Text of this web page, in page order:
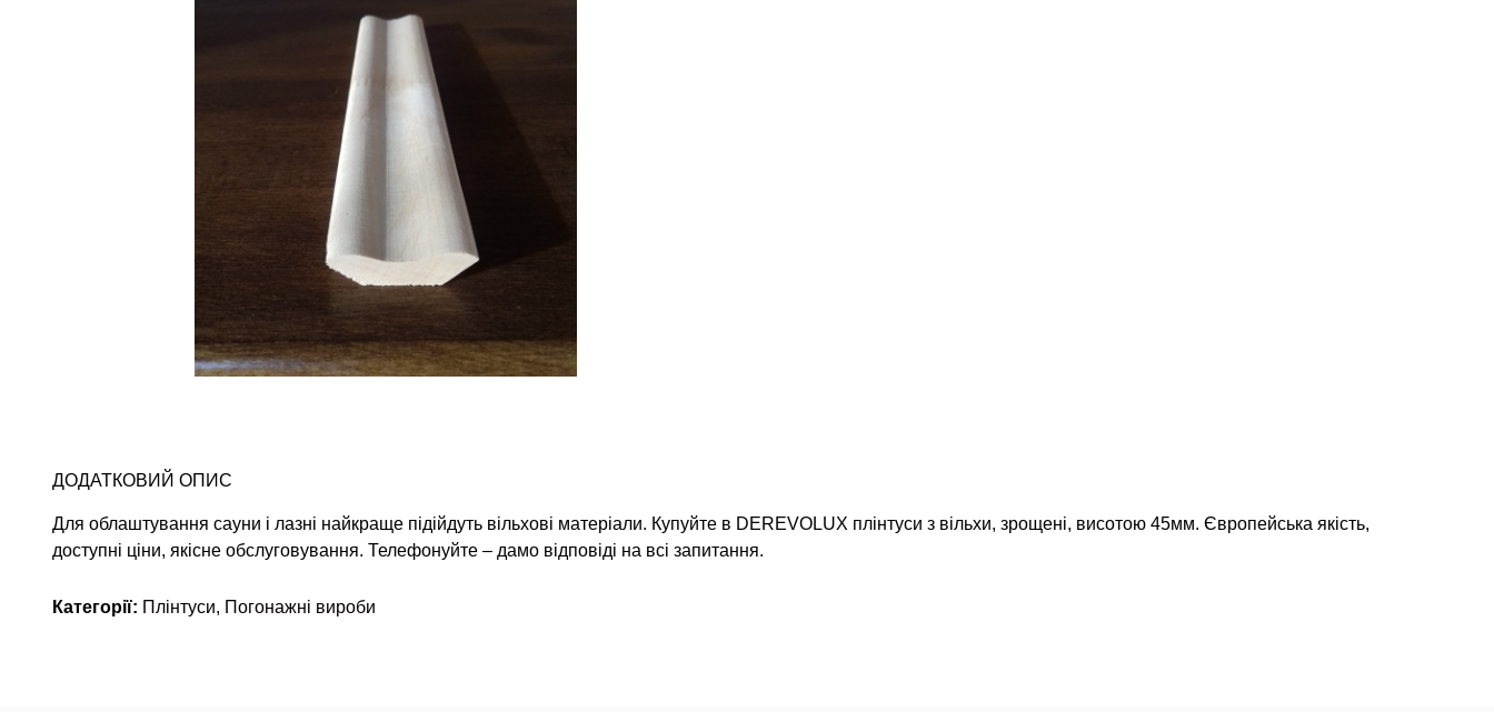
ДОДАТКОВИЙ ОПИС
Для облаштування сауни і лазні найкраще підійдуть вільхові матеріали. Купуйте в DEREVOLUX плінтуси з вільхи, зрощені, висотою 45мм. Європейська якість,
доступні ціни, якісне обслуговування. Телефонуйте – дамо відповіді на всі запитання.
Категорії: Плінтуси, Погонажні вироби